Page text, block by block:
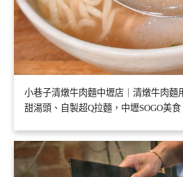
小巷子清燉牛肉麵中壢店｜清燉牛肉麵
甜湯頭、自製超Q拉麵，中壢SOGO美